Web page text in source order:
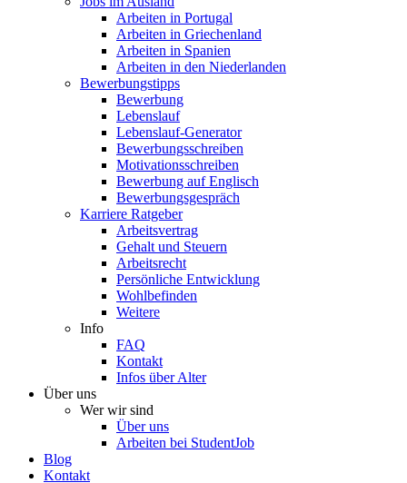
Arbeiten in Portugal
Arbeiten in Griechenland
Arbeiten in Spanien
Arbeiten in den Niederlanden
Bewerbungstipps
Bewerbung
Lebenslauf
Lebenslauf-Generator
Bewerbungsschreiben
Motivationsschreiben
Bewerbung auf Englisch
Bewerbungsgespräch
Karriere Ratgeber
Arbeitsvertrag
Gehalt und Steuern
Arbeitsrecht
Persönliche Entwicklung
Wohlbefinden
Weitere
Info
FAQ
Kontakt
Infos über Alter
Über uns
Wer wir sind
Über uns
Arbeiten bei StudentJob
Blog
Kontakt